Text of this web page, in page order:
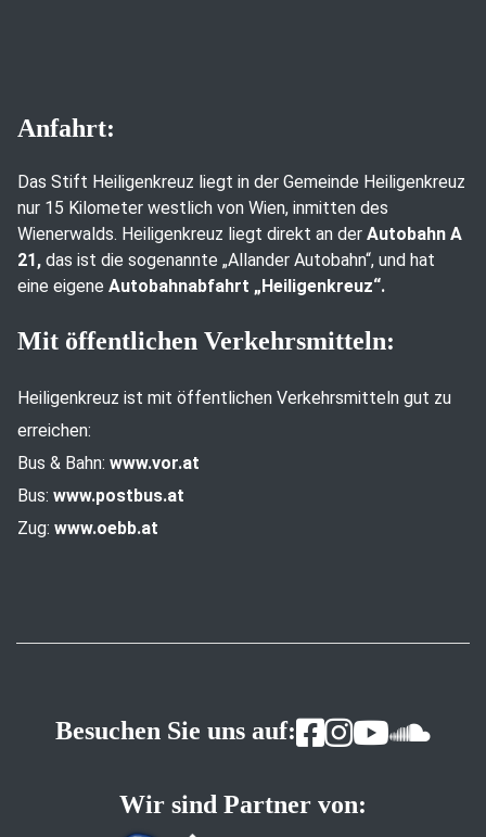
Anfahrt:
Das Stift Heiligenkreuz liegt in der Gemeinde Heiligenkreuz
nur 15 Kilometer westlich von Wien, inmitten des
Wienerwalds. Heiligenkreuz liegt direkt an der Autobahn A
21, das ist die sogenannte „Allander Autobahn“, und hat
eine eigene Autobahnabfahrt „Heiligenkreuz“.
Mit öffentlichen Verkehrsmitteln:
Heiligenkreuz ist mit öffentlichen Verkehrsmitteln gut zu
erreichen:
Bus & Bahn: www.vor.at
Bus: www.postbus.at
Zug: www.oebb.at
Besuchen Sie uns auf:
Wir sind Partner von: